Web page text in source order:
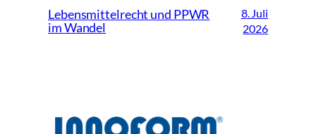
Lebensmittelrecht und PPWR
im Wandel
8. Juli
2026